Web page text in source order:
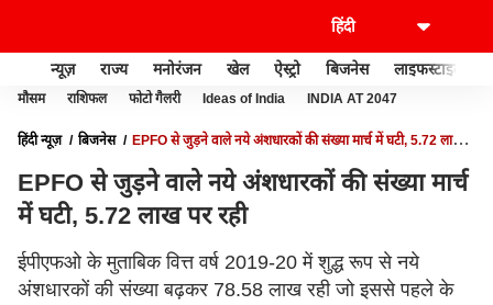
न्यूज़ राज्य मनोरंजन खेल ऐस्ट्रो बिजनेस लाइफस्टाइल
मौसम राशिफल फोटो गैलरी Ideas of India INDIA AT 2047
हिंदी न्यूज़ बिजनेस
EPFO से जुड़ने वाले नये अंशधारकों की संख्या मार्च में घटी, 5.72 लाख
EPFO से जुड़ने वाले नये अंशधारकों की संख्या मार्च
में घटी, 5.72 लाख पर रही
ईपीएफओ के मुताबिक वित्त वर्ष 2019-20 में शुद्ध रूप से नये
अंशधारकों की संख्या बढ़कर 78.58 लाख रही जो इससे पहले के